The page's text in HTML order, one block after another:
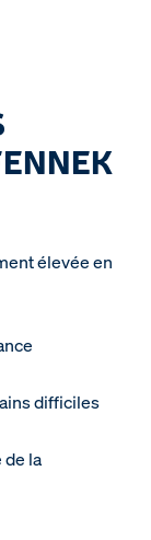
élevée en
difficiles
de la